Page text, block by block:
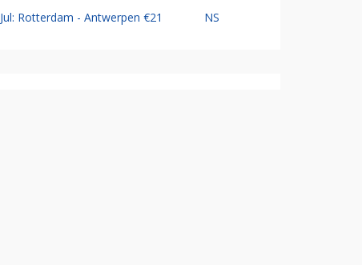
Jul: Rotterdam - Antwerpen €21 NS